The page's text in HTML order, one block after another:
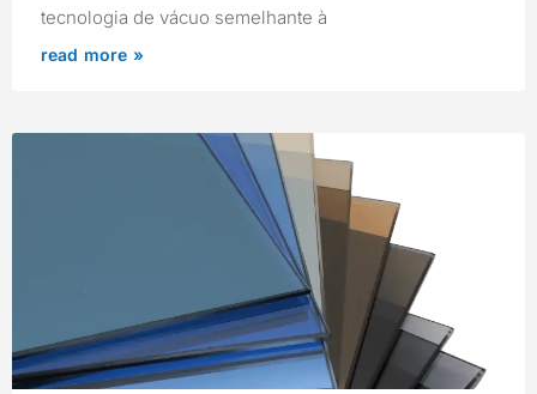
tecnologia de vácuo semelhante à
read more »